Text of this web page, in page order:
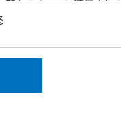
関わるすべてに適用され
規約に同意するものとし